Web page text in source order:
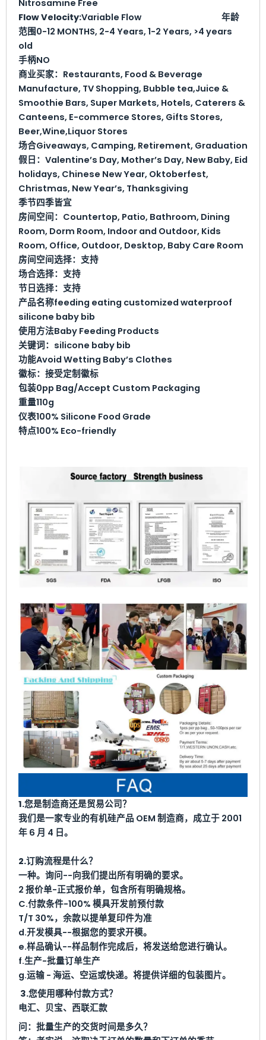
Nitrosamine Free
Flow Velocity:Variable Flow 年龄
范围0-12 MONTHS, 2-4 Years, 1-2 Years, >4 years
old
手柄NO
商业买家： Restaurants, Food & Beverage
Manufacture, TV Shopping, Bubble tea,Juice &
Smoothie Bars, Super Markets, Hotels, Caterers &
Canteens, E-commerce Stores, Gifts Stores,
Beer,Wine,Liquor Stores
场合Giveaways, Camping, Retirement, Graduation
假日： Valentine’s Day, Mother’s Day, New Baby, Eid
holidays, Chinese New Year, Oktoberfest,
Christmas, New Year’s, Thanksgiving
季节四季皆宜
房间空间： Countertop, Patio, Bathroom, Dining
Room, Dorm Room, Indoor and Outdoor, Kids
Room, Office, Outdoor, Desktop, Baby Care Room
房间空间选择： 支持
场合选择： 支持
节日选择： 支持
产品名称feeding eating customized waterproof
silicone baby bib
使用方法Baby Feeding Products
关键词： silicone baby bib
功能Avoid Wetting Baby’s Clothes
徽标： 接受定制徽标
包装0pp Bag/Accept Custom Packaging
重量110g
仪表100% Silicone Food Grade
特点100% Eco-friendly
1.您是制造商还是贸易公司？
我们是一家专业的有机硅产品 OEM 制造商，成立于 2001
年 6 月 4 日。
2.订购流程是什么？
一种。询问--向我们提出所有明确的要求。
2 报价单-正式报价单，包含所有明确规格。
C.付款条件-100% 模具开发前预付款
T/T 30%，余款以提单复印件为准
d.开发模具--根据您的要求开模。
e.样品确认--样品制作完成后，将发送给您进行确认。
f.生产-批量订单生产
g.运输 - 海运、空运或快递。将提供详细的包装图片。
3.您使用哪种付款方式？
电汇、贝宝、西联汇款
问：批量生产的交货时间是多久？